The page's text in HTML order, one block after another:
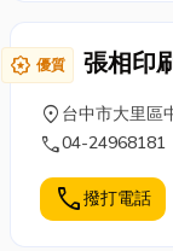
award_star 優質 張相印
location_on 台中市大里區
call04-24968181
call撥打電話